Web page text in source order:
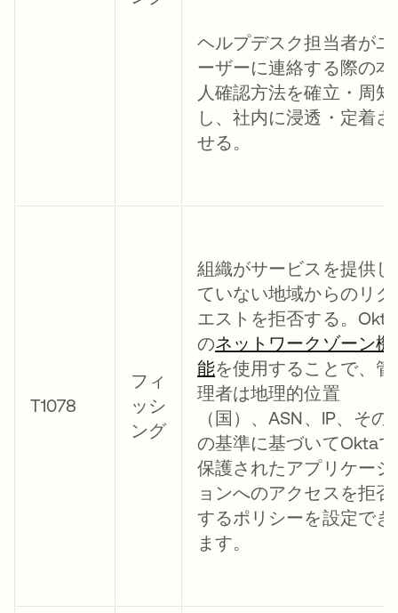
ヘルプデスク担当者がユ
ーザーに連絡する際の本
人確認方法を確立・周知
し、社内に浸透・定着さ
せる。
T1078
フィ
ッシ
ング
組織がサービスを提供し
ていない地域からのリク
エストを拒否する。Okta
のネットワークゾーン機
能を使用することで、管
理者は地理的位置
（国）、ASN、IP、その
の基準に基づいてOktaで
保護されたアプリケーシ
ョンへのアクセスを拒否
するポリシーを設定でき
ます。